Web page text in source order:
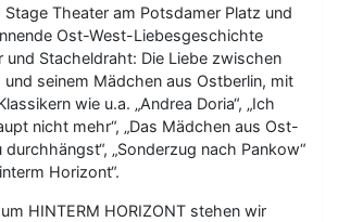
Stage Theater am Potsdamer Platz und
Ost-West-Liebesgeschichte
und Stacheldraht: Die Liebe zwischen
seinem Mädchen aus Ostberlin, mit
wie u.a. „Andrea Doria“, „Ich
nicht mehr“, „Das Mädchen aus Ost-
durchhängst“, „Sonderzug nach Pankow“
Horizont“.
HINTERM HORIZONT stehen wir